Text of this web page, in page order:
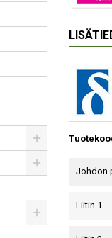
Johdon
Liitin 1